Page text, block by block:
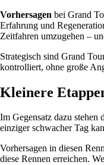
Vorhersagen bei Grand
Erfahrung und
Zeitfahren umzugehen –
Strategisch sind Grand
kontrolliert, ohne große
Kleinere
Im Gegensatz dazu
einziger schwacher Tag
Vorhersagen in diesen
diese Rennen erreichen.